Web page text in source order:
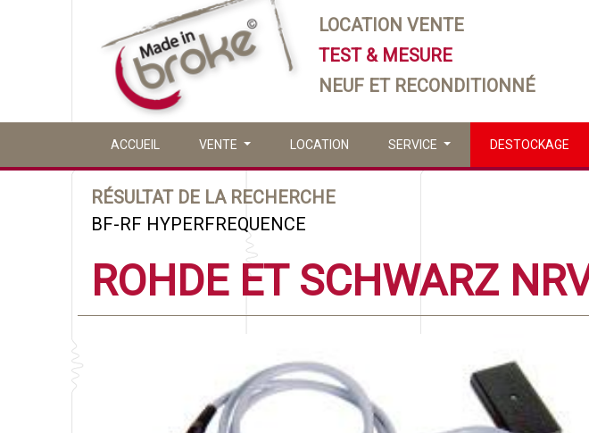
LOCATION VENTE
TEST & MESURE
NEUF ET RECONDITIONNÉ
ACCUEIL VENTE LOCATION SERVICE DESTOCKAGE
RÉSULTAT DE LA RECHERCHE
BF-RF HYPERFREQUENCE